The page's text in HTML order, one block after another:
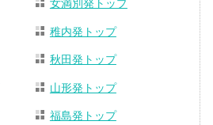
女満別発トップ
稚内発トップ
秋田発トップ
山形発トップ
福島発トップ